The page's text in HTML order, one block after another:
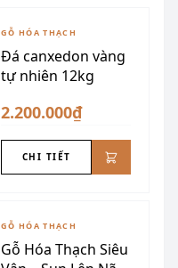
GỖ HÓA THẠCH
Đá canxedon vàng
tự nhiên 12kg
2.200.000₫
CHI TIẾT
GỖ HÓA THẠCH
Gỗ Hóa Thạch Siêu